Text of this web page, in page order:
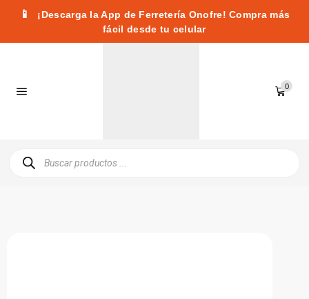
📱
¡Descarga la App de Ferretería Onofre! Compra más
fácil desde tu celular
0